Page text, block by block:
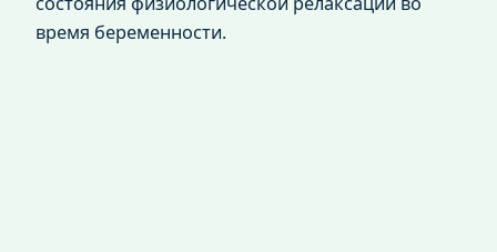
время беременности.